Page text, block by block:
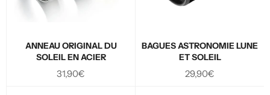
ANNEAU ORIGINAL DU
SOLEIL EN ACIER
Prix
31,90€
BAGUES ASTRONOMIE LUNE
ET SOLEIL
Prix
29,90€